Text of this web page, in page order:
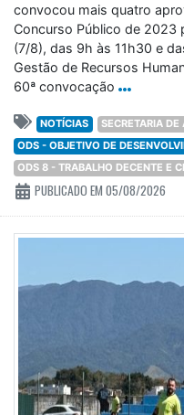
convocou mais quatro
Concurso Público de 2023
(7/8), das 9h às 11h30 e
Gestão de Recursos
60ª convocação
NOTÍCIAS
SECRETARIA
ODS - OBJETIVO DE
ODS 8 - TRABALHO DECENTE E
PUBLICADO EM 05/08/2026